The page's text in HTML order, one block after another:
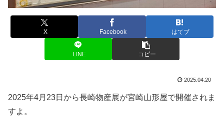
X Facebook はてブ
LINE コピー
2025.04.20
2025年4月23日から長崎物産展が宮崎山形屋で開催されま
すよ。